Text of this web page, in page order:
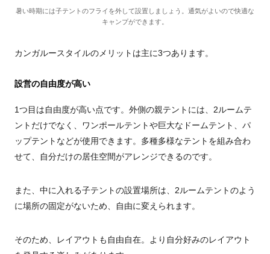
暑い時期には子テントのフライを外して設置しましょう。通気がよいので快適な
キャンプができます。
カンガルースタイルのメリットは主に3つあります。
設営の自由度が高い
1つ目は自由度が高い点です。外側の親テントには、2ルームテ
ントだけでなく、ワンポールテントや巨大なドームテント、パ
ップテントなどが使用できます。多種多様なテントを組み合わ
せて、自分だけの居住空間がアレンジできるのです。
また、中に入れる子テントの設置場所は、2ルームテントのよう
に場所の固定がないため、自由に変えられます。
そのため、レイアウトも自由自在。より自分好みのレイアウト